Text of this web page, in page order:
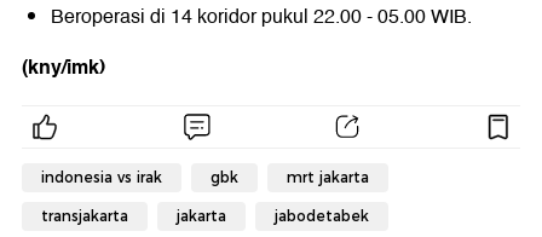
Beroperasi di 14 koridor pukul 22.00 - 05.00 WIB.
(kny/imk)
indonesia vs irak gbk mrt jakarta
transjakarta jakarta jabodetabek